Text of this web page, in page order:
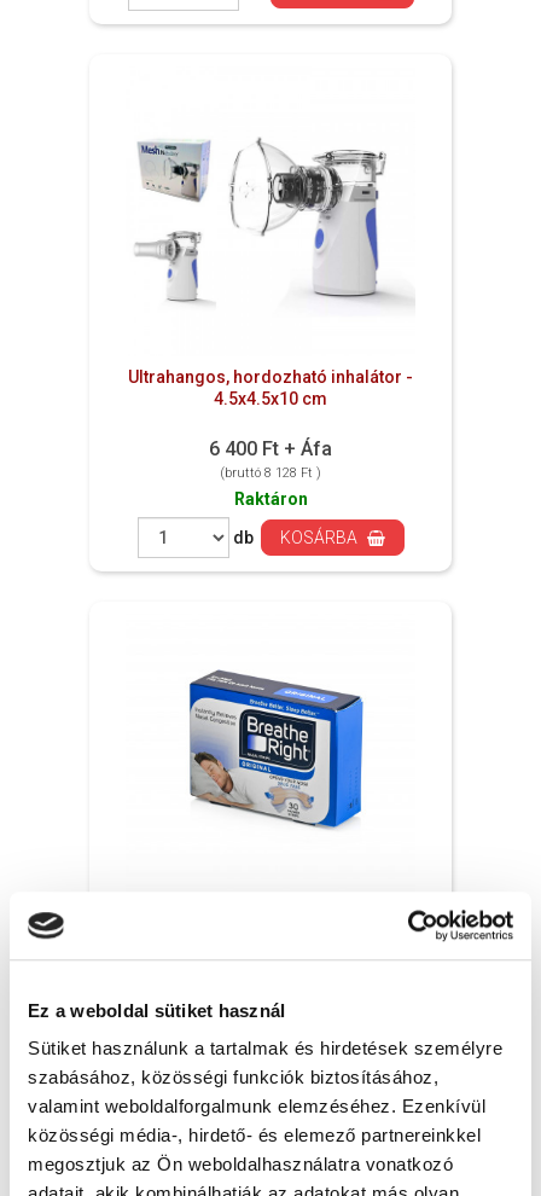
Ez a weboldal sütiket használ
Sütiket használunk a tartalmak és hirdetések személyre
szabásához, közösségi funkciók biztosításához,
valamint weboldalforgalmunk elemzéséhez. Ezenkívül
közösségi média-, hirdető- és elemező partnereinkkel
megosztjuk az Ön weboldalhasználatra vonatkozó
Ultrahangos, hordozható inhalátor -
4.5x4.5x10 cm
6 400 Ft + Áfa
(bruttó 8 128 Ft )
Raktáron
db
KOSÁRBA
Breathe Right orrtapasz Original, S/M – 30x
(bruttó 7 874 Ft )
Raktáron
db
KOSÁRBA